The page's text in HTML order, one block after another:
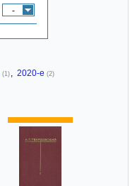
-
(1) 2020-е (2)